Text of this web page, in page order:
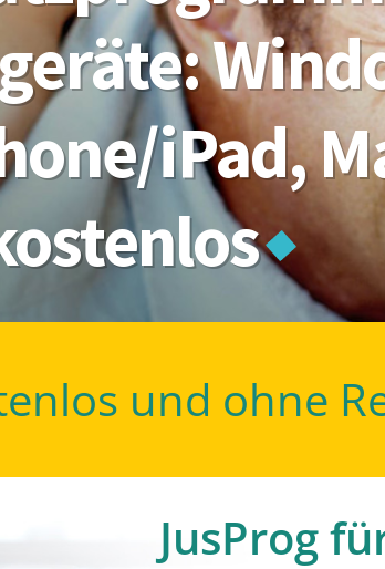
iPad,
und ohne
JusProg